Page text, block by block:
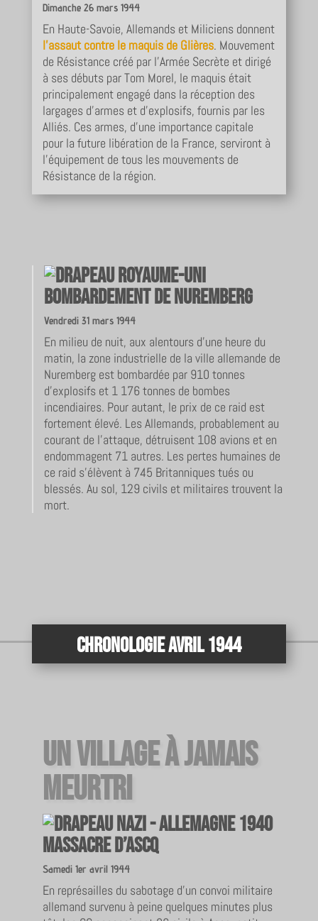
Dimanche 26 mars 1944
En Haute-Savoie, Allemands et Miliciens donnent
l’assaut contre le maquis de Glières. Mouvement
de Résistance créé par l’Armée Secrète et dirigé
à ses débuts par Tom Morel, le maquis était
principalement engagé dans la réception des
largages d’armes et d’explosifs, fournis par les
Alliés. Ces armes, d’une importance capitale
pour la future libération de la France, serviront à
l’équipement de tous les mouvements de
Résistance de la région.
Bombardement de Nuremberg
Vendredi 31 mars 1944
En milieu de nuit, aux alentours d’une heure du
matin, la zone industrielle de la ville allemande de
Nuremberg est bombardée par 910 tonnes
d’explosifs et 1 176 tonnes de bombes
incendiaires. Pour autant, le prix de ce raid est
fortement élevé. Les Allemands, probablement au
courant de l’attaque, détruisent 108 avions et en
endommagent 71 autres. Les pertes humaines de
ce raid s’élèvent à 745 Britanniques tués ou
blessés. Au sol, 129 civils et militaires trouvent la
mort.
Chronologie Avril 1944
Un village à jamais
meurtri
Massacre d’Ascq
Samedi 1er avril 1944
En représailles du sabotage d’un convoi militaire
allemand survenu à peine quelques minutes plus